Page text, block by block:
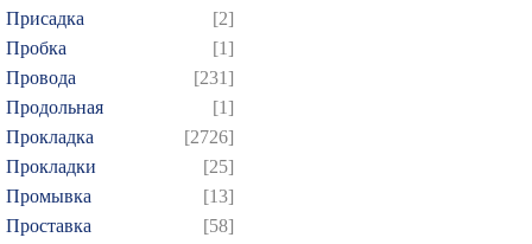
Присадка
[2]
Пробка
[1]
Провода
[231]
Продольная
[1]
Прокладка
[2726]
Прокладки
[25]
Промывка
[13]
Проставка
[58]